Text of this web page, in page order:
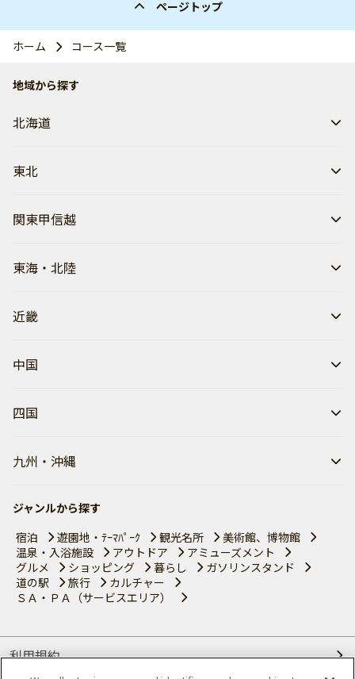
ページトップ
ホーム コース一覧
地域から探す
北海道
東北
関東甲信越
東海・北陸
近畿
中国
四国
九州・沖縄
ジャンルから探す
宿泊
遊園地・ﾃｰﾏﾊﾟｰｸ 観光名所
美術館、博物館
温泉・入浴施設
アウトドア
アミューズメント
グルメ
ショッピング 暮らし
ガソリンスタンド
道の駅
旅行
カルチャー
ＳＡ・ＰＡ（サービスエリア）
利用規約